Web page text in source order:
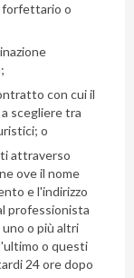
forfettario o
con cui il
scegliere tra
o
attraverso
ove il nome
e l'indirizzo
professionista
o più altri
o questi
24 ore dopo